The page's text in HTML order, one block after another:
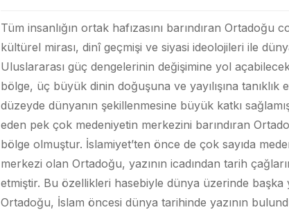
Tüm insanlığın ortak hafızasını barındıran Ortadoğu
kültürel mirası, dinî geçmişi ve siyasi ideolojileri ile
Uluslararası güç dengelerinin değişimine yol
bölge, üç büyük dinin doğuşuna ve yayılışına
düzeyde dünyanın şekillenmesine büyük katkı
eden pek çok medeniyetin merkezini barındıran
bölge olmuştur. İslamiyet’ten önce de çok sayıda
merkezi olan Ortadoğu, yazının icadından tarih
etmiştir. Bu özellikleri hasebiyle dünya üzerinde
Ortadoğu, İslam öncesi dünya tarihinde yazının